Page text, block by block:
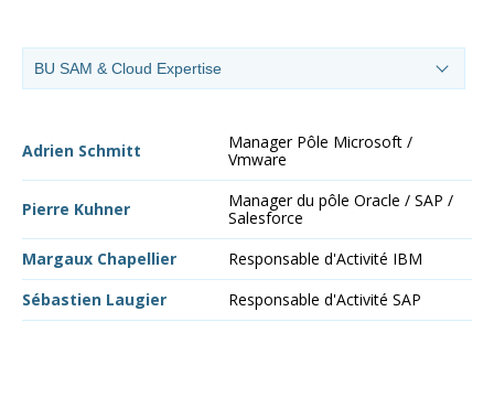
Adrien Schmitt
Manager Pôle Microsoft /
Vmware
Pierre Kuhner
Manager du pôle Oracle / SAP /
Salesforce
Margaux Chapellier
Responsable d'Activité IBM
Sébastien Laugier
Responsable d'Activité SAP